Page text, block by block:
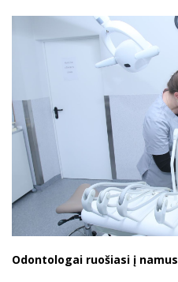
Odontologai ruošiasi į namus